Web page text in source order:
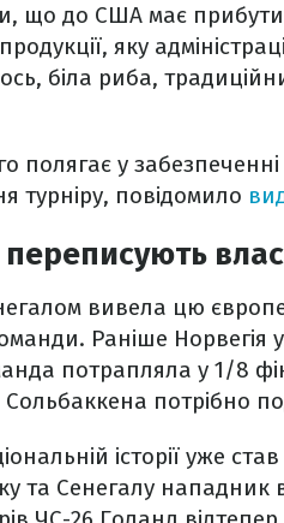
що до США має прибути
яку
біла риба,
полягає у
турніру, повідомило
вивела цю
Раніше
потрапляла у 1/8
Сольбаккена
історії уже
та Сенегалу нападник